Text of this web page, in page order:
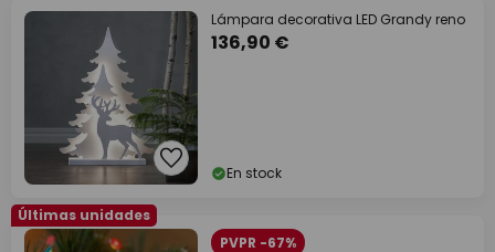
Lámpara decorativa LED Grandy reno
136,90 €
En stock
Últimas unidades
PVPR -67%